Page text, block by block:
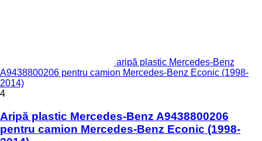
aripă plastic Mercedes-Benz
A9438800206 pentru camion Mercedes-Benz Econic (1998-
2014)
4
Aripă plastic Mercedes-Benz A9438800206
pentru camion Mercedes-Benz Econic (1998-